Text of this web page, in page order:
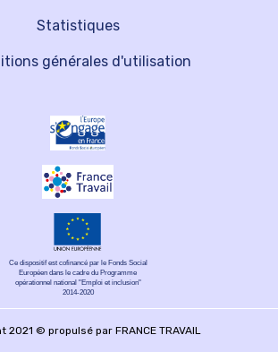
Statistiques
générales d'utilisation
Ce dispositif est cofinancé par le Fonds Social
Européen dans le cadre du Programme
opérationnel national "Emploi et inclusion"
2014-2020
2021 © propulsé par FRANCE TRAVAIL